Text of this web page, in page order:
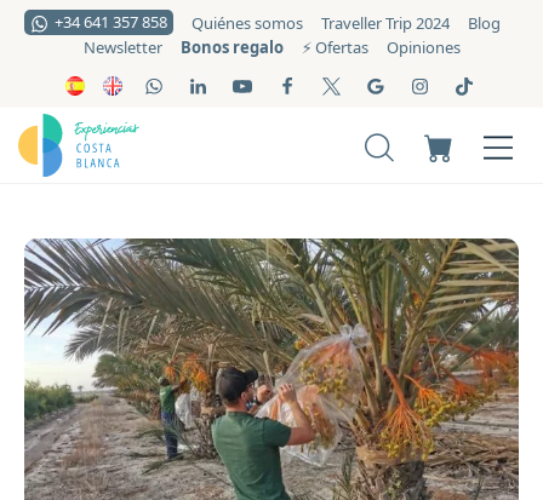
+34 641 357 858 Quiénes somos Traveller Trip 2024
Blog
Newsletter
Bonos regalo ⚡️ Ofertas Opiniones